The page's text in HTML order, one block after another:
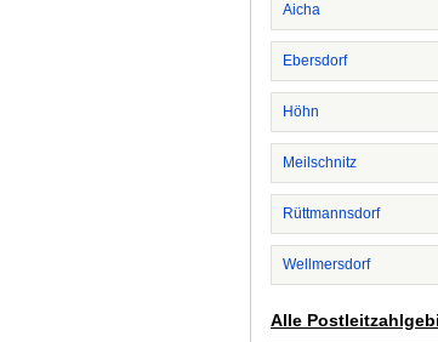
Aicha
Ebersdorf
Höhn
Meilschnitz
Rüttmannsdorf
Wellmersdorf
Alle